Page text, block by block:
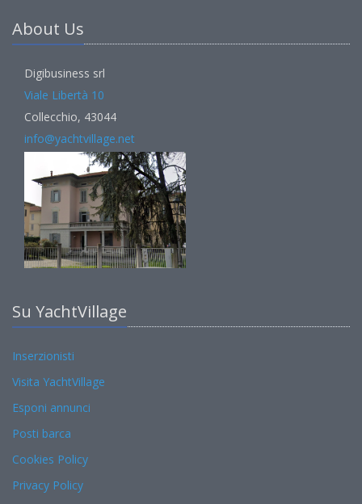
About Us
Digibusiness srl
Viale Libertà 10
Collecchio, 43044
info@yachtvillage.net
Su YachtVillage
Inserzionisti
Visita YachtVillage
Esponi annunci
Posti barca
Cookies Policy
Privacy Policy